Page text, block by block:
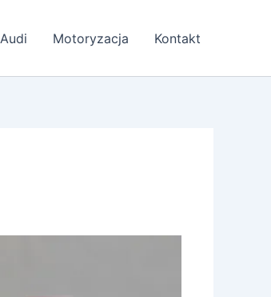
Audi Motoryzacja Kontakt